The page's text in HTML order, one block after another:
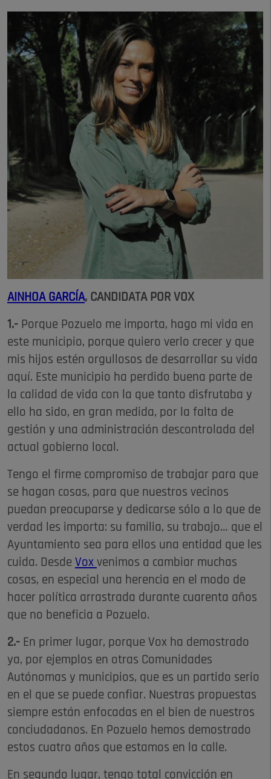
AINHOA GARCÍA, CANDIDATA POR VOX
1.- Porque Pozuelo me importa, hago mi vida en
este municipio, porque quiero verlo crecer y que
mis hijos estén orgullosos de desarrollar su vida
aquí. Este municipio ha perdido buena parte de
la calidad de vida con la que tanto disfrutaba y
ello ha sido, en gran medida, por la falta de
gestión y una administración descontrolada del
actual gobierno local.
Tengo el firme compromiso de trabajar para que
se hagan cosas, para que nuestros vecinos
puedan preocuparse y dedicarse sólo a lo que de
verdad les importa: su familia, su trabajo… que el
Ayuntamiento sea para ellos una entidad que les
cuida. Desde Vox venimos a cambiar muchas
cosas, en especial una herencia en el modo de
hacer política arrastrada durante cuarenta años
que no beneficia a Pozuelo.
2.- En primer lugar, porque Vox ha demostrado
ya, por ejemplos en otras Comunidades
Autónomas y municipios, que es un partido serio
en el que se puede confiar. Nuestras propuestas
siempre están enfocadas en el bien de nuestros
conciudadanos. En Pozuelo hemos demostrado
estos cuatro años que estamos en la calle.
En segundo lugar, tengo total convicción en